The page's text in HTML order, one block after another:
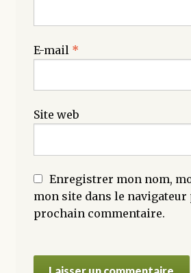
E-mail *
Site web
Enregistrer mon nom,
mon site dans le
prochain commentaire.